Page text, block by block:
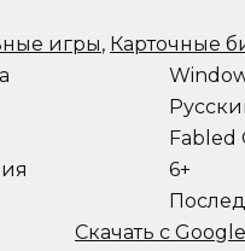
игры, Карточные
Fabled
6+
Скачать с